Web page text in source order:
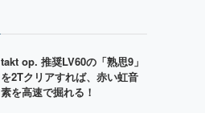
takt op. 推奨LV60の「熟思9」
を2Tクリアすれば、赤い虹音
素を高速で掘れる！